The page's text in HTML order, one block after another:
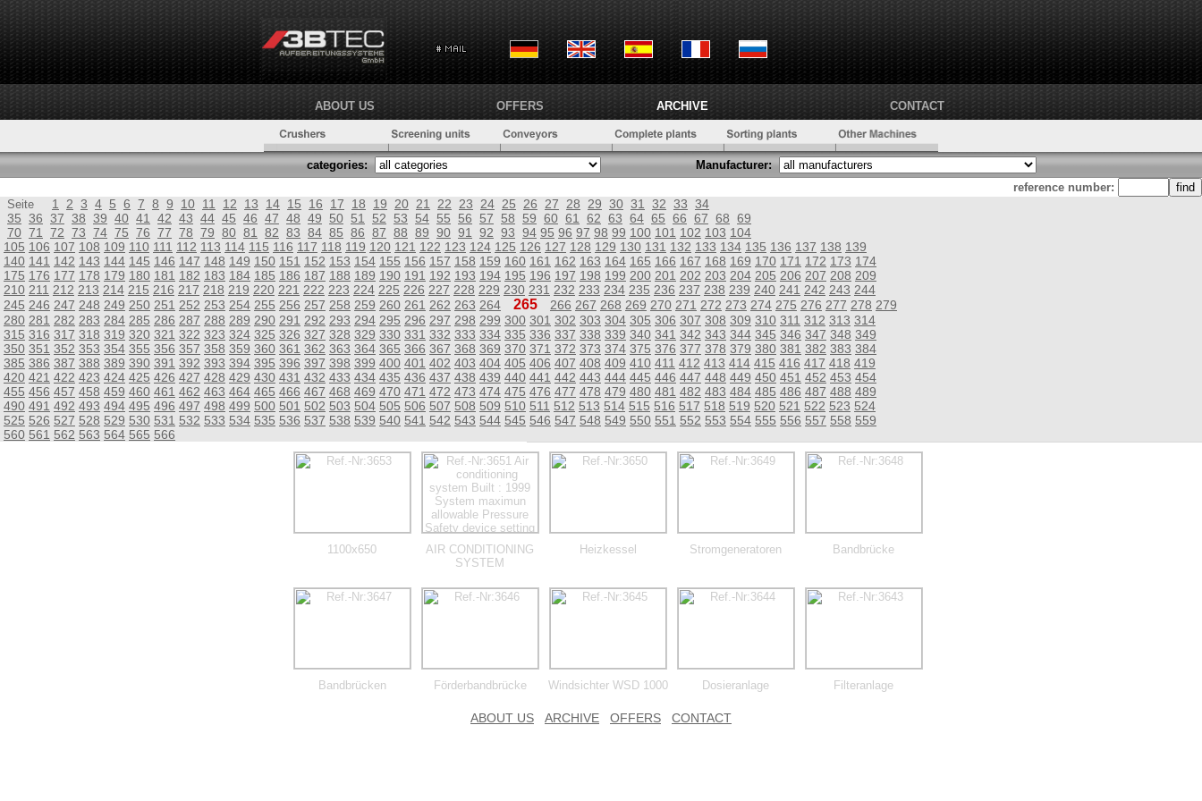
ABOUT US OFFERS ARCHIVE CONTACT
categories:
Manufacturer:
reference number:
Seite 1 2 3 4 5 6 7 8 9 10 11 12 13 14 15 16 17 18 19 20 21 22 23 24 25 26 27 28 29 30 31 32 33 34
35 36 37 38 39 40 41 42 43 44 45 46 47 48 49 50 51 52 53 54 55 56 57 58 59 60 61 62 63 64 65 66 67 68 69
70 71 72 73 74 75 76 77 78 79 80 81 82 83 84 85 86 87 88 89 90 91 92 93 94 95 96 97 98 99 100 101 102 103 104
105 106 107 108 109 110 111 112 113 114 115 116 117 118 119 120 121 122 123 124 125 126 127 128 129 130 131 132 133 134 135 136 137 138 139
140 141 142 143 144 145 146 147 148 149 150 151 152 153 154 155 156 157 158 159 160 161 162 163 164 165 166 167 168 169 170 171 172 173 174
175 176 177 178 179 180 181 182 183 184 185 186 187 188 189 190 191 192 193 194 195 196 197 198 199 200 201 202 203 204 205 206 207 208 209
210 211 212 213 214 215 216 217 218 219 220 221 222 223 224 225 226 227 228 229 230 231 232 233 234 235 236 237 238 239 240 241 242 243 244
245 246 247 248 249 250 251 252 253 254 255 256 257 258 259 260 261 262 263 264 265 266 267 268 269 270 271 272 273 274 275 276 277 278 279
280 281 282 283 284 285 286 287 288 289 290 291 292 293 294 295 296 297 298 299 300 301 302 303 304 305 306 307 308 309 310 311 312 313 314
315 316 317 318 319 320 321 322 323 324 325 326 327 328 329 330 331 332 333 334 335 336 337 338 339 340 341 342 343 344 345 346 347 348 349
350 351 352 353 354 355 356 357 358 359 360 361 362 363 364 365 366 367 368 369 370 371 372 373 374 375 376 377 378 379 380 381 382 383 384
385 386 387 388 389 390 391 392 393 394 395 396 397 398 399 400 401 402 403 404 405 406 407 408 409 410 411 412 413 414 415 416 417 418 419
420 421 422 423 424 425 426 427 428 429 430 431 432 433 434 435 436 437 438 439 440 441 442 443 444 445 446 447 448 449 450 451 452 453 454
455 456 457 458 459 460 461 462 463 464 465 466 467 468 469 470 471 472 473 474 475 476 477 478 479 480 481 482 483 484 485 486 487 488 489
490 491 492 493 494 495 496 497 498 499 500 501 502 503 504 505 506 507 508 509 510 511 512 513 514 515 516 517 518 519 520 521 522 523 524
525 526 527 528 529 530 531 532 533 534 535 536 537 538 539 540 541 542 543 544 545 546 547 548 549 550 551 552 553 554 555 556 557 558 559
560 561 562 563 564 565 566
1100x650
AIR CONDITIONING
SYSTEM
Heizkessel Stromgeneratoren Bandbrücke
Bandbrücken Förderbandbrücke Windsichter WSD 1000 Dosieranlage Filteranlage
ABOUT US ARCHIVE OFFERS CONTACT